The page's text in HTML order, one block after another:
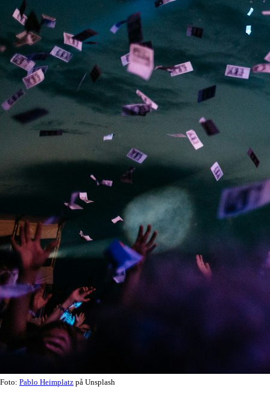
Foto: Pablo Heimplatz på Unsplash